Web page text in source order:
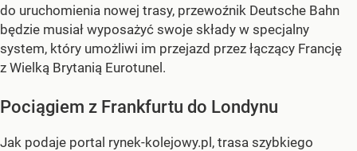
do uruchomienia nowej trasy, przewoźnik Deutsche Bahn
będzie musiał wyposażyć swoje składy w specjalny
system, który umożliwi im przejazd przez łączący Francję
z Wielką Brytanią Eurotunel.
Pociągiem z Frankfurtu do Londynu
Jak podaje portal rynek-kolejowy.pl, trasa szybkiego